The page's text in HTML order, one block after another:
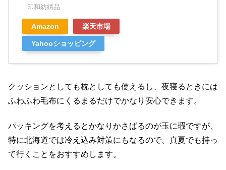
印和紡績品
Amazon 楽天市場
Yahooショッピング
クッションとしても枕としても使えるし、夜寝るときには
ふわふわ毛布にくるまるだけでかなり安心できます。
パッキングを考えるとかなりかさばるのが玉に瑕ですが、
特に北海道では冷え込み対策にもなるので、真夏でも持っ
て行くことをおすすめします。